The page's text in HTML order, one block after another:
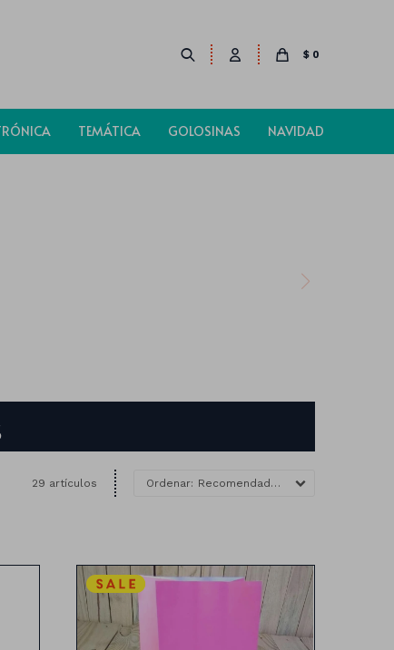
TEMÁTICA GOLOSINAS NAVIDAD
$ 0
29 artículos Recomendados